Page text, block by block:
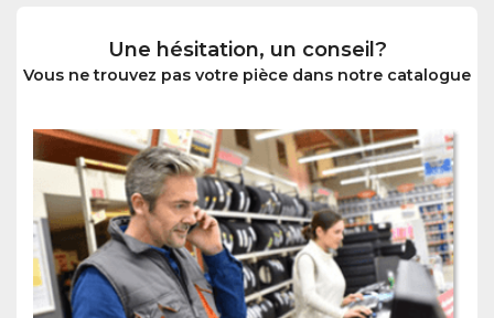
Une hésitation, un conseil?
Vous ne trouvez pas votre pièce dans notre catalogue